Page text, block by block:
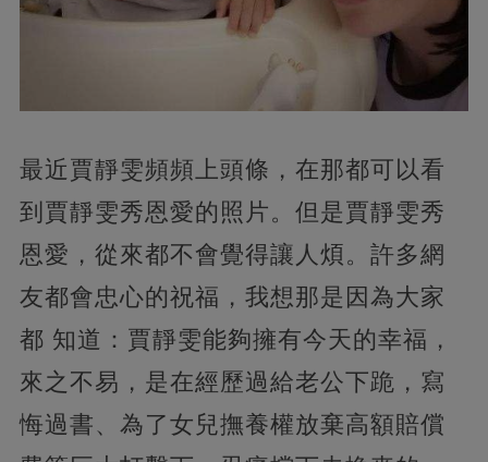
最近賈靜雯頻頻上頭條，在那都可以看
到賈靜雯秀恩愛的照片。但是賈靜雯秀
恩愛，從來都不會覺得讓人煩。許多網
友都會忠心的祝福，我想那是因為大家
都 知道：賈靜雯能夠擁有今天的幸福，
來之不易，是在經歷過給老公下跪，寫
悔過書、為了女兒撫養權放棄高額賠償